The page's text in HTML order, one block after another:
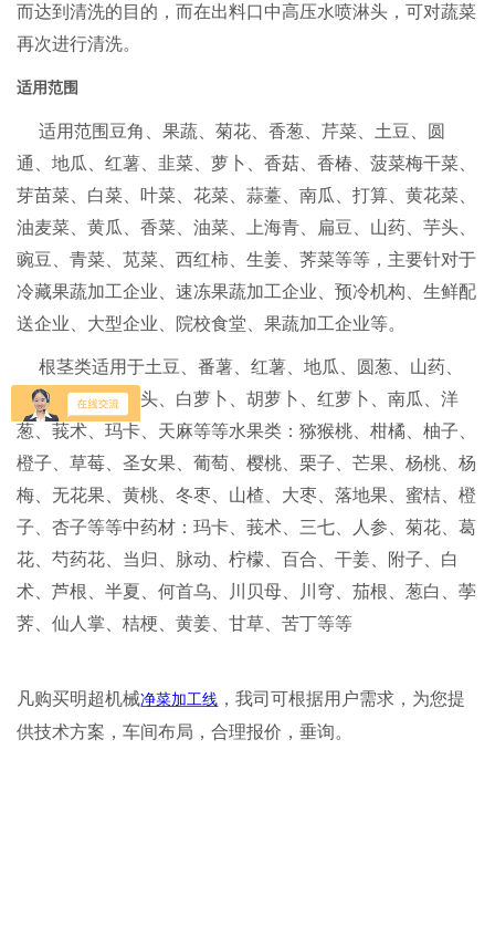
而达到清洗的目的，而在出料口中高压水喷淋头，可对蔬菜
再次进行清洗。
适用范围
适用范围豆角、果蔬、菊花、香葱、芹菜、土豆、圆
通、地瓜、红薯、韭菜、萝卜、香菇、香椿、菠菜梅干菜、
芽苗菜、白菜、叶菜、花菜、蒜薹、南瓜、打算、黄花菜、
油麦菜、黄瓜、香菜、油菜、上海青、扁豆、山药、芋头、
豌豆、青菜、苋菜、西红柿、生姜、荠菜等等，主要针对于
冷藏果蔬加工企业、速冻果蔬加工企业、预冷机构、生鲜配
送企业、大型企业、院校食堂、果蔬加工企业等。
根茎类适用于土豆、番薯、红薯、地瓜、圆葱、山药、
生姜、黄姜、芋头、白萝卜、胡萝卜、红萝卜、南瓜、洋
葱、莪术、玛卡、天麻等等水果类：猕猴桃、柑橘、柚子、
橙子、草莓、圣女果、葡萄、樱桃、栗子、芒果、杨桃、杨
梅、无花果、黄桃、冬枣、山楂、大枣、落地果、蜜桔、橙
子、杏子等等中药材：玛卡、莪术、三七、人参、菊花、葛
花、芍药花、当归、脉动、柠檬、百合、干姜、附子、白
术、芦根、半夏、何首乌、川贝母、川穹、茄根、葱白、荸
荠、仙人掌、桔梗、黄姜、甘草、苦丁等等
凡购买明超机械净菜加工线 ，我司可根据用户需求，为您提
供技术方案，车间布局，合理报价，垂询。